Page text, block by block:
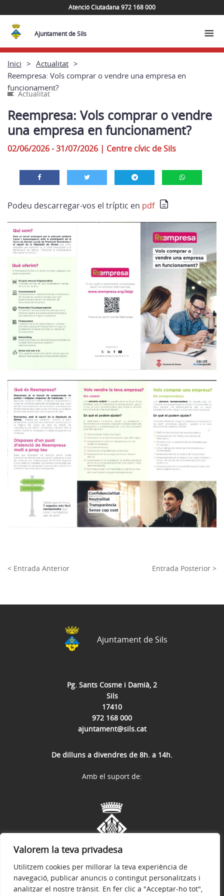
Valorem la teva privadesa
Utilitzem cookies per millorar la teva experiència de
navegació, publicar anuncis o contingut personalitzats i
analitzar el nostre trànsit. En fer clic a "Acceptar-ho tot",
Atenció Ciutadana 972 168 000
Ajuntament de Sils
Inici
Actualitat
Reempresa: Vols comprar o vendre una empresa en
funcionament?
Actualitat
Reempresa: Vols comprar o vendre
una empresa en funcionament?
02/06/2026 - 31/07/2026 | Centre cívic de Sils
Podeu descarregar-vos el tríptic en pdf
< Entrada Anterior Entrada Posterior >
Pg. Sants Cosme i Damià, 2
Sils
17410
972 168 000
ajuntament@sils.cat
De dilluns a divendres de 8h. a 14h.
Ajuntament de Sils
Amb el suport de: